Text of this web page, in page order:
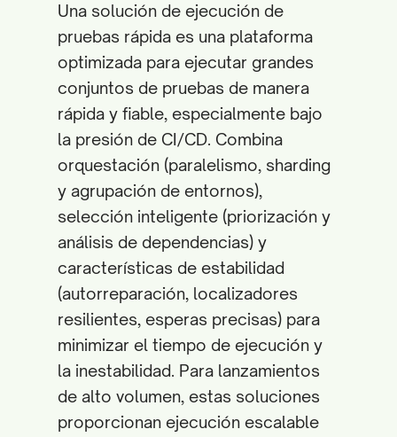
Una solución de ejecución de
pruebas rápida es una plataforma
optimizada para ejecutar grandes
conjuntos de pruebas de manera
rápida y fiable, especialmente bajo
la presión de CI/CD. Combina
orquestación (paralelismo, sharding
y agrupación de entornos),
selección inteligente (priorización y
análisis de dependencias) y
características de estabilidad
(autorreparación, localizadores
resilientes, esperas precisas) para
minimizar el tiempo de ejecución y
la inestabilidad. Para lanzamientos
de alto volumen, estas soluciones
proporcionan ejecución escalable